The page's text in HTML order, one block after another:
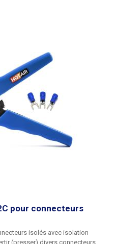
pour connecteurs
isolés avec isolation
(presser) divers connecteurs